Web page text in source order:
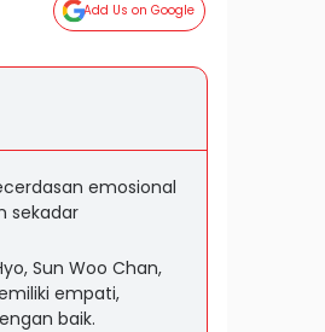
Add Us on Google
emosional
sekadar
Sun Woo Chan,
empati,
baik.